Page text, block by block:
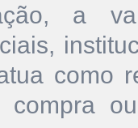
a
como
compra